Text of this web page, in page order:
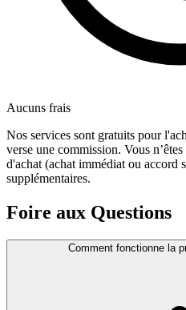
Aucuns frais
Nos services sont gratuits pour
verse une commission. Vous
d'achat (achat immédiat ou accord
supplémentaires.
Foire aux Questions
Comment fonctionne la